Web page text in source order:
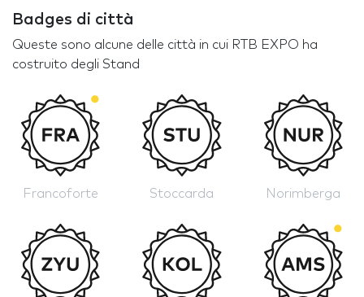
Badges di città
Queste sono alcune delle città in cui RTB EXPO ha
costruito degli Stand
Francoforte Stoccarda Norimberga